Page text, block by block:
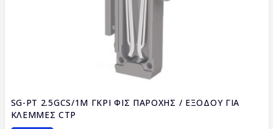
SG-PT 2.5GCS/1M ΓΚΡΙ ΦΙΣ ΠΑΡΟΧΗΣ / ΕΞΟΔΟΥ ΓΙΑ
ΚΛΕΜΜΕΣ CTP